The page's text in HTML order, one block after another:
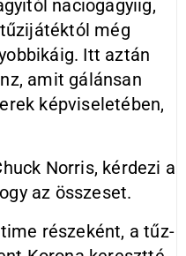
naciogagyiig,
még
Itt aztán
amit gálánsan
képviseletében,
Norris, kérdezi a
az összeset.
részeként, a tűz-